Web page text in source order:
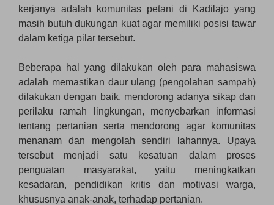
kerjanya adalah komunitas petani di Kadilajo yang
masih butuh dukungan kuat agar memiliki posisi tawar
dalam ketiga pilar tersebut.
Beberapa hal yang dilakukan oleh para mahasiswa
adalah memastikan daur ulang (pengolahan sampah)
dilakukan dengan baik, mendorong adanya sikap dan
perilaku ramah lingkungan, menyebarkan informasi
tentang pertanian serta mendorong agar komunitas
menanam dan mengolah sendiri lahannya. Upaya
tersebut menjadi satu kesatuan dalam proses
penguatan masyarakat, yaitu meningkatkan
kesadaran, pendidikan kritis dan motivasi warga,
khususnya anak-anak, terhadap pertanian.